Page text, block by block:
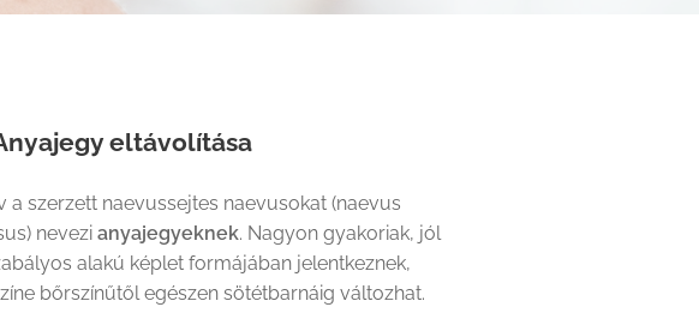
eltávolítása
a szerzett naevussejtes naevusokat (naevus
nevezi anyajegyeknek. Nagyon gyakoriak, jól
alakú képlet formájában jelentkeznek,
bőrszínűtől egészen sötétbarnáig változhat.